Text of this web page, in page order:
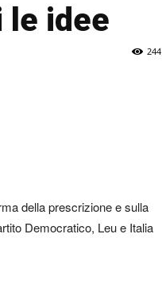
idee
244
della prescrizione e sulla
Democratico, Leu e Italia